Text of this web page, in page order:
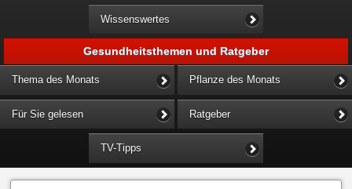
Wissenswertes
Gesundheitsthemen und Ratgeber
Thema des Monats Pflanze des Monats
Für Sie gelesen Ratgeber
TV-Tipps